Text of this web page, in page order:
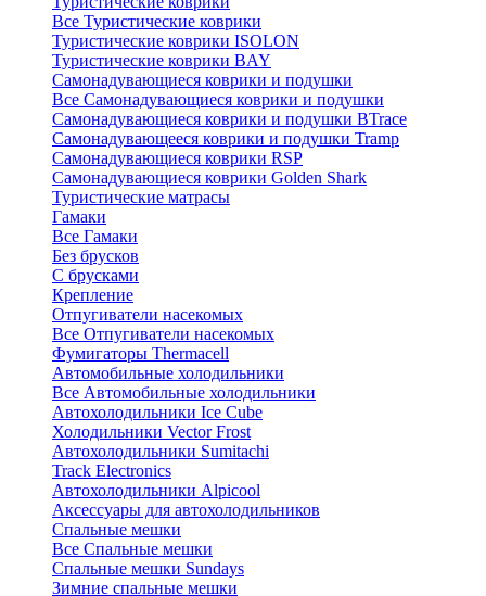
Все Туристические коврики
Туристические коврики ISOLON
Туристические коврики BAY
Самонадувающиеся коврики и подушки
Все Самонадувающиеся коврики и подушки
Самонадувающиеся коврики и подушки BTrace
Самонадувающееся коврики и подушки Tramp
Самонадувающиеся коврики RSP
Самонадувающиеся коврики Golden Shark
Туристические матрасы
Гамаки
Все Гамаки
Без брусков
С брусками
Крепление
Отпугиватели насекомых
Все Отпугиватели насекомых
Фумигаторы Thermacell
Автомобильные холодильники
Все Автомобильные холодильники
Автохолодильники Ice Cube
Холодильники Vector Frost
Автохолодильники Sumitachi
Track Electronics
Автохолодильники Alpicool
Аксессуары для автохолодильников
Спальные мешки
Все Спальные мешки
Спальные мешки Sundays
Зимние спальные мешки